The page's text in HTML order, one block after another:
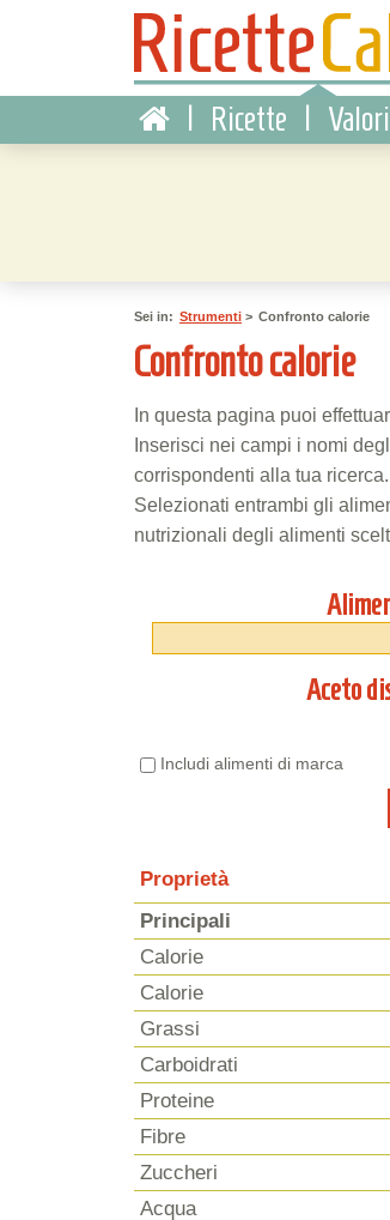
Ricette
Sei in: Strumenti > Confronto calorie
Confronto calorie
In questa pagina puoi
Inserisci nei campi i nomi
corrispondenti alla tua
Selezionati entrambi gli
nutrizionali degli alimenti
Aceto
Includi alimenti di marca
Proprietà
Principali
Calorie
Calorie
Grassi
Carboidrati
Proteine
Fibre
Zuccheri
Acqua